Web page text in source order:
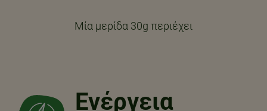
Μία μερίδα 30g περιέχει
Ενέργεια